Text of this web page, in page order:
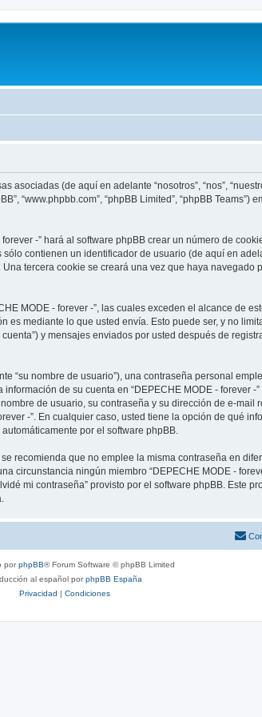
(de aquí en adelante “nosotros”, “nos”,
“www.phpbb.com”, “phpBB Limited”, “phpBB
-” hará al software phpBB crear un número de
contienen un identificador de usuario (de aquí en
tercera cookie se creará una vez que haya navegado
MODE - forever -”, las cuales exceden el alcance de
mediante lo que usted envía. Esto puede ser, y no
y mensajes enviados por usted después de
“su nombre de usuario”), una contraseña personal
de su cuenta en “DEPECHE MODE - forever
de usuario, su contraseña y su dirección de e-mail
-”. En cualquier caso, usted tiene la opción de qué
por el software phpBB.
recomienda que no emplee la misma contraseña en
circunstancia ningún miembro “DEPECHE MODE -
mi contraseña” provisto por el software phpBB. Este
porphpBB® Forum Software © phpBB Limited
al español porphpBB España
Privacidad | Condiciones